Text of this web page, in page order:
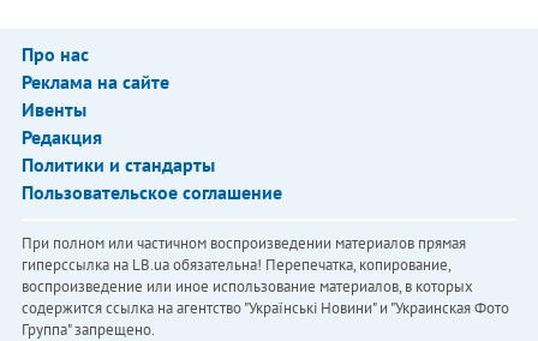
Про нас
Реклама на сайте
Ивенты
Редакция
Политики и стандарты
Пользовательское соглашение
При полном или частичном воспроизведении материалов прямая
гиперссылка на LB.ua обязательна! Перепечатка, копирование,
воспроизведение или иное использование материалов, в которых
содержится ссылка на агентство "Українськi Новини" и "Украинская Фото
Группа" запрещено.